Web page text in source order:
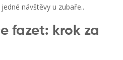
návštěvy u zubaře..
fazet: krok za